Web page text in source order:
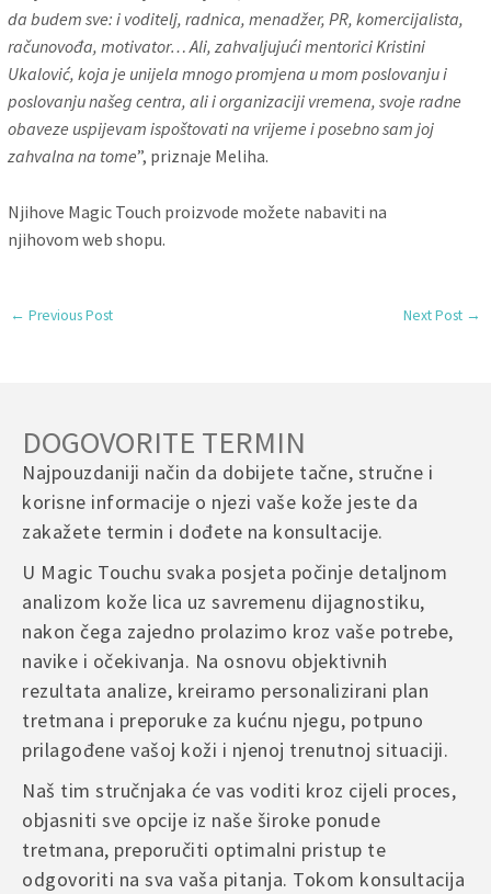
da budem sve: i voditelj, radnica, menadžer, PR, komercijalista,
računovođa, motivator… Ali, zahvaljujući mentorici Kristini
Ukalović, koja je unijela mnogo promjena u mom poslovanju i
poslovanju našeg centra, ali i organizaciji vremena, svoje radne
obaveze uspijevam ispoštovati na vrijeme i posebno sam joj
zahvalna na tome”, priznaje Meliha.
Njihove Magic Touch proizvode možete nabaviti na
njihovom web shopu.
← Previous Post Next Post →
DOGOVORITE TERMIN
Najpouzdaniji način da dobijete tačne, stručne i
korisne informacije o njezi vaše kože jeste da
zakažete termin i dođete na konsultacije.
U Magic Touchu svaka posjeta počinje detaljnom
analizom kože lica uz savremenu dijagnostiku,
nakon čega zajedno prolazimo kroz vaše potrebe,
navike i očekivanja. Na osnovu objektivnih
rezultata analize, kreiramo personalizirani plan
tretmana i preporuke za kućnu njegu, potpuno
prilagođene vašoj koži i njenoj trenutnoj situaciji.
Naš tim stručnjaka će vas voditi kroz cijeli proces,
objasniti sve opcije iz naše široke ponude
tretmana, preporučiti optimalni pristup te
odgovoriti na sva vaša pitanja. Tokom konsultacija